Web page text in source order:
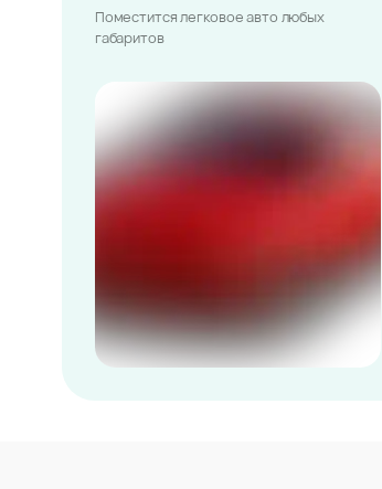
Поместится легковое авто любых
габаритов